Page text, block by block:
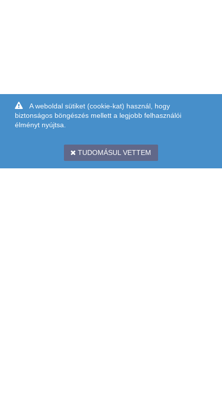
A weboldal sütiket (cookie-kat) használ, hogy
biztonságos böngészés mellett a legjobb felhasználói
élményt nyújtsa.
TUDOMÁSUL VETTEM